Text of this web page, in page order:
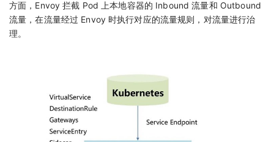
方面，Envoy 拦截 Pod 上本地容器的 Inbound 流量和 Outbound
流量，在流量经过 Envoy 时执行对应的流量规则，对流量进行治
理。